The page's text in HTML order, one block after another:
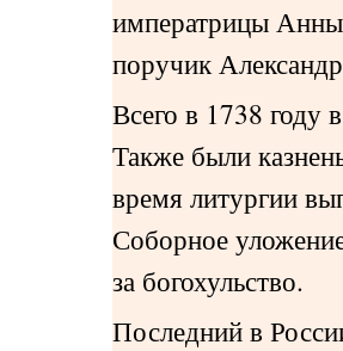
императрицы
поручик
Всего в 1738 году
Также были
время литургии
Соборное
за богохульство.
Последний в